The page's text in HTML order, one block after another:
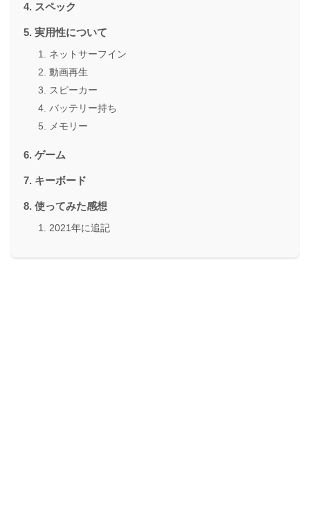
スペック
実用性について
ネットサーフイン
動画再生
スピーカー
バッテリー持ち
メモリー
ゲーム
キーボード
使ってみた感想
2021年に追記